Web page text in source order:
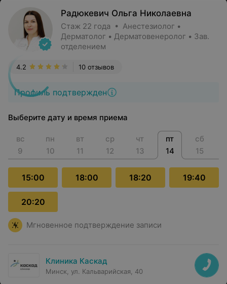
Радюкевич Ольга Николаевна
Стаж 22 года • Анестезиолог •
Дерматолог • Дерматовенеролог • Зав.
отделением
Профиль подтвержден
10 отзывов
4.2
Выберите дату и время приема
вс
9
пн
10
вт
11
ср
12
чт
13
пт
14
сб
15
15:00 18:00 18:20 19:40
20:20
Мгновенное подтверждение записи
Клиника Каскад
Минск, ул. Кальварийская, 40